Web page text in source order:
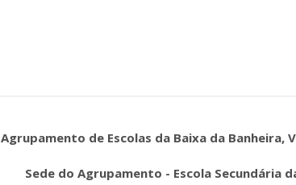
Agrupamento de Escolas da Baixa da Banheira,
Sede do Agrupamento - Escola Secundária